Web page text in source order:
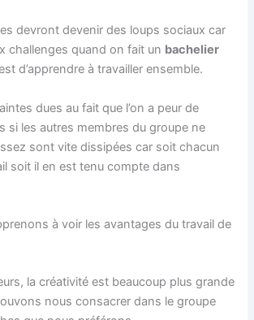
devront devenir des loups sociaux car
challenges quand on fait un bachelier
d’apprendre à travailler ensemble.
dues au fait que l’on a peur de
si les autres membres du groupe ne
sont vite dissipées car soit chacun
soit il en est tenu compte dans
à voir les avantages du travail de
la créativité est beaucoup plus grande
nous consacrer dans le groupe